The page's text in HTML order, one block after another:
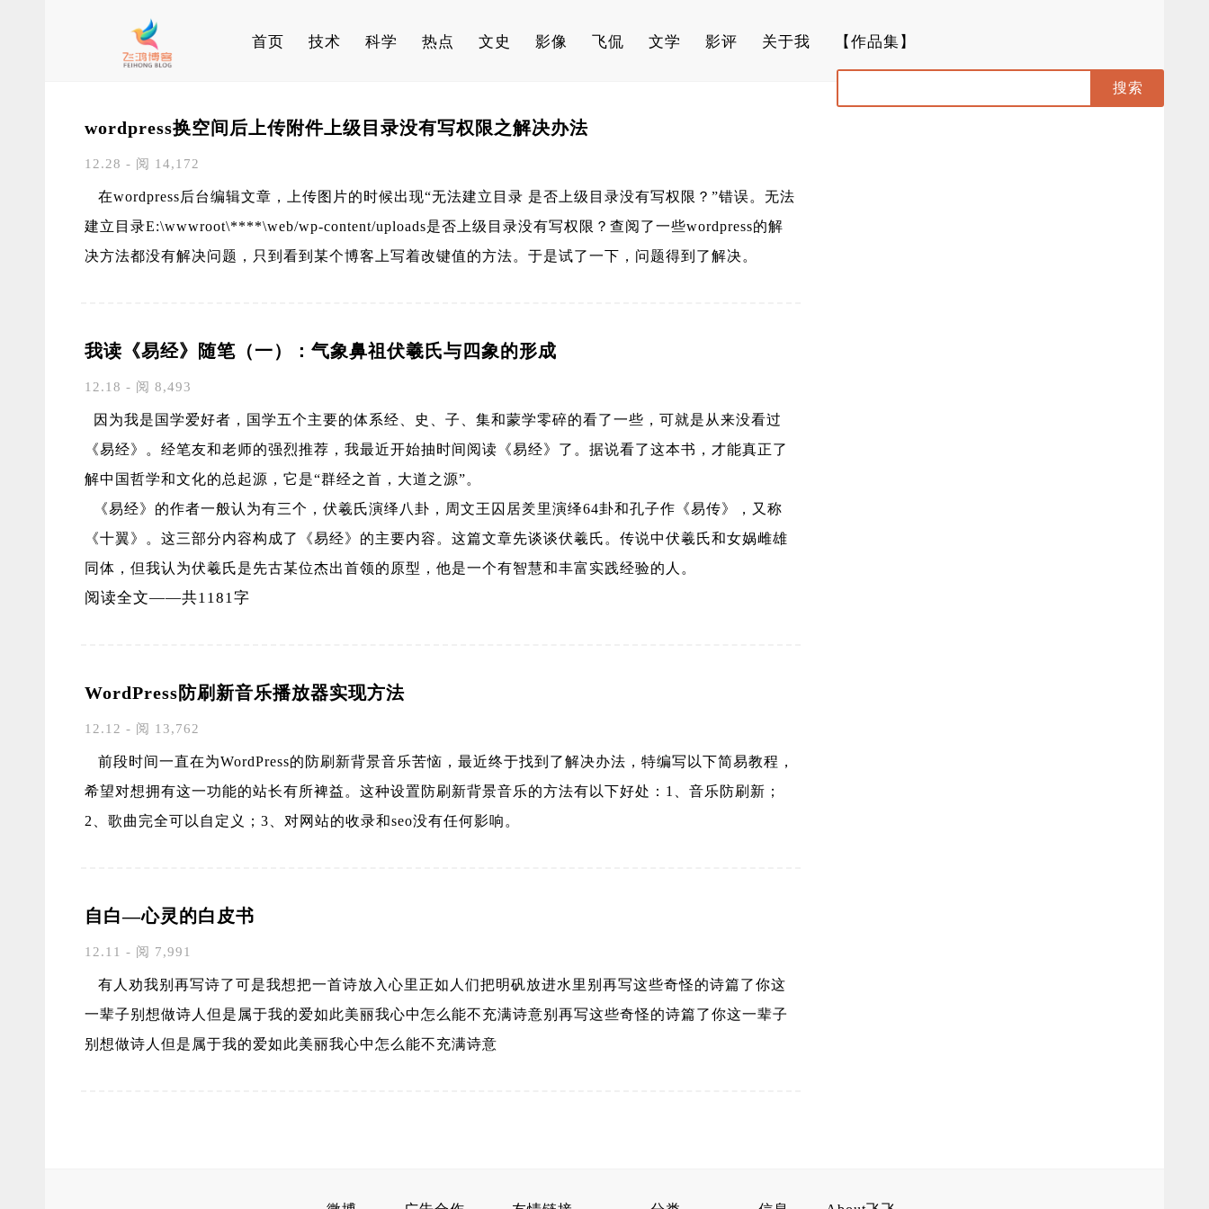
首页 技术 科学 热点 文史 影像 飞侃 文学 影评 关于我 【作品集】
wordpress换空间后上传附件上级目录没有写权限之解决办法
12.28 - 阅 14,172
在wordpress后台编辑文章，上传图片的时候出现“无法建立目录 是否上级目录没有写权限？”错误。无法
建立目录E:\wwwroot\****\web/wp-content/uploads是否上级目录没有写权限？查阅了一些wordpress的解
决方法都没有解决问题，只到看到某个博客上写着改键值的方法。于是试了一下，问题得到了解决。
我读《易经》随笔（一）：气象鼻祖伏羲氏与四象的形成
12.18 - 阅 8,493
因为我是国学爱好者，国学五个主要的体系经、史、子、集和蒙学零碎的看了一些，可就是从来没看过
《易经》。经笔友和老师的强烈推荐，我最近开始抽时间阅读《易经》了。据说看了这本书，才能真正了
解中国哲学和文化的总起源，它是“群经之首，大道之源”。
《易经》的作者一般认为有三个，伏羲氏演绎八卦，周文王囚居羑里演绎64卦和孔子作《易传》，又称
《十翼》。这三部分内容构成了《易经》的主要内容。这篇文章先谈谈伏羲氏。传说中伏羲氏和女娲雌雄
同体，但我认为伏羲氏是先古某位杰出首领的原型，他是一个有智慧和丰富实践经验的人。
阅读全文——共1181字
WordPress防刷新音乐播放器实现方法
12.12 - 阅 13,762
前段时间一直在为WordPress的防刷新背景音乐苦恼，最近终于找到了解决办法，特编写以下简易教程，
希望对想拥有这一功能的站长有所裨益。这种设置防刷新背景音乐的方法有以下好处：1、音乐防刷新；
2、歌曲完全可以自定义；3、对网站的收录和seo没有任何影响。
自白—心灵的白皮书
12.11 - 阅 7,991
有人劝我别再写诗了可是我想把一首诗放入心里正如人们把明矾放进水里别再写这些奇怪的诗篇了你这
一辈子别想做诗人但是属于我的爱如此美丽我心中怎么能不充满诗意别再写这些奇怪的诗篇了你这一辈子
别想做诗人但是属于我的爱如此美丽我心中怎么能不充满诗意